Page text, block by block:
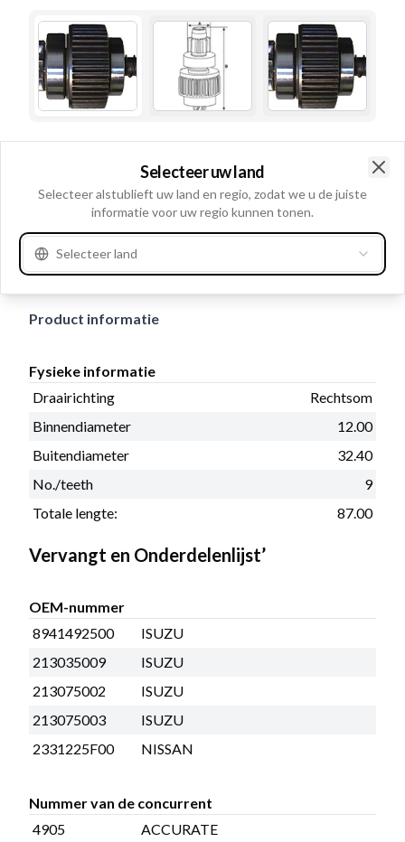
Gebruiksnummer133605
Details en beschrijving
Draairichting Rechtsom, Binnendiameter 12.00,
Buitendiameter 32.40, Planetair stelsel: Zonder,
No./teeth 9, Totale lengte: 87.00
Product informatie
Fysieke informatie
Draairichting
Rechtsom
Binnendiameter
12.00
Buitendiameter
32.40
No./teeth
9
Totale lengte:
87.00
Vervangt en Onderdelenlijst’
OEM-nummer
8941492500
ISUZU
213035009
ISUZU
213075002
ISUZU
213075003
ISUZU
2331225F00
NISSAN
Nummer van de concurrent
4905
ACCURATE
Selecteer uw land
Selecteer alstublieft uw land en regio, zodat we u de juiste
informatie voor uw regio kunnen tonen.
Selecteer land